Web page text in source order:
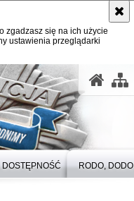
zgadzasz się na ich użycie
ustawienia przeglądarki
DOSTĘPNOŚĆ RODO, DODO